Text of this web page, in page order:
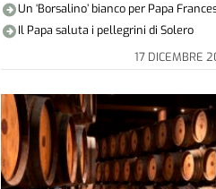
17 DICEMBRE
Un ‘Borsalino’ bianco per Papa
Il Papa saluta i pellegrini di Solero